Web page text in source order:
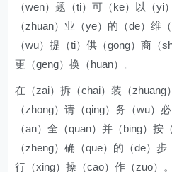
（wen）题（ti）可（ke）以（yi
（zhuan）业（ye）的（de）维
（wu）提（ti）供（gong）商（
更（geng）换（huan）。
在（zai）拆（chai）装（zhuang
（zhong）请（qing）务（wu）
（an）全（quan）并（bing）按
（zheng）确（que）的（de）步
行（xing）操（cao）作（zuo）